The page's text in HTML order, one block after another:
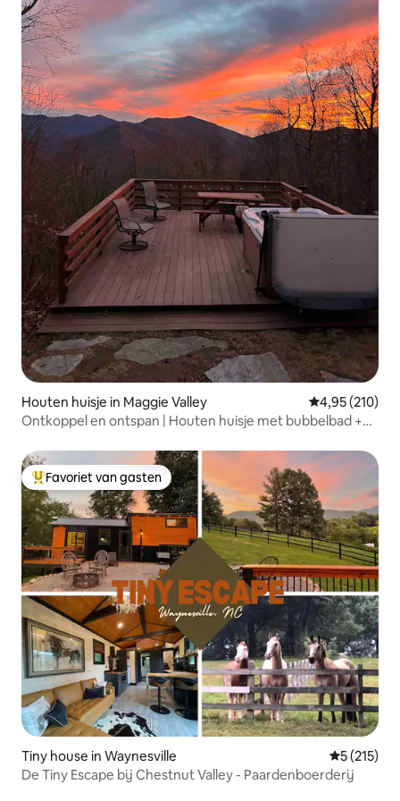
Houten huisje in Maggie Valley Gemiddelde
4,95 (210)
Ontkoppel en ontspan | Houten huisje met bubbelbad +
Topfavoriet van gasten
Favoriet van gasten
Tiny house in Waynesville
5 (215)
De Tiny Escape bij Chestnut Valley - Paardenboerderij